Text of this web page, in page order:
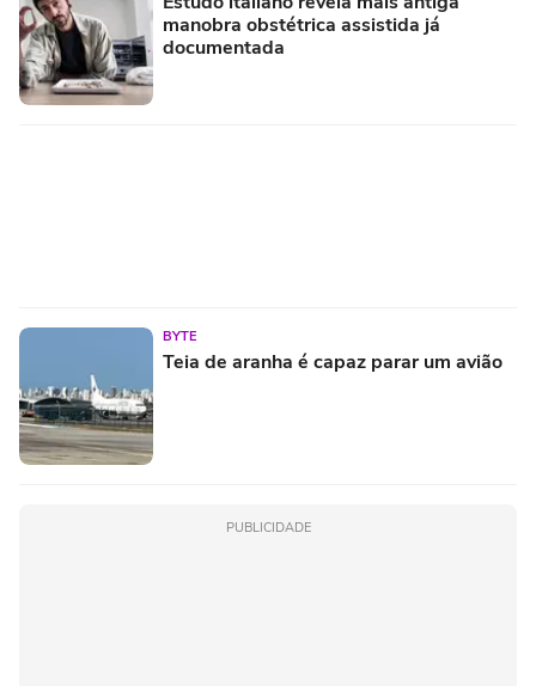
manobra obstétrica assistida já
documentada
BYTE
Teia de aranha é capaz parar um avião
PUBLICIDADE